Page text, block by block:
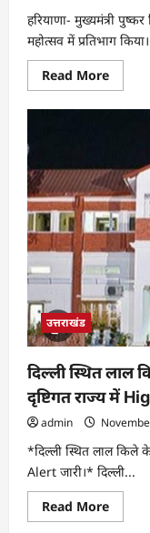
हरियाणा- मुख्यमंत्री पुष्कर
महोत्सव में प्रतिभाग
Read MoreRead
more
मुख्यमंत्री
में
गीता
महोत्सव
में
किया
प्रतिभाग।
उत्तराखंड
दिल्ली स्थित
दृष्टिगत राज्य में
admin
*दिल्ली स्थित लाल किले
Alert जारी।* दिल्ली...
Read MoreRead
more